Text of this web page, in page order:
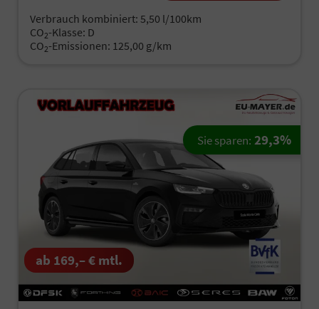
Verbrauch kombiniert: 5,50 l/100km
CO2-Klasse: D
CO2-Emissionen: 125,00 g/km
ab 169,– € mtl.
Sie sparen: 29,3%